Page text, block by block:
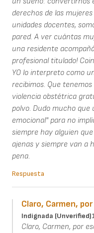
derechos de las
unidades docentes,
pared. A ver cuántas
una residente
profesional titulado!
YO lo interpreto como
recibimos. Que
violencia obstétrica
polvo. Dudo mucho
emocional" para no
siempre hay alguien
ajenas y siempre van a
pena.
Respuesta
Claro, Carmen,
Indignada (unverified)
Claro, Carmen, por